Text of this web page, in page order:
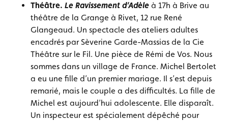
Théâtre. Le Ravissement d’Adèle à 17h à Brive au
théâtre de la Grange à Rivet, 12 rue René
Glangeaud. Un spectacle des ateliers adultes
encadrés par Sèverine Garde-Massias de la Cie
Théâtre sur le Fil. Une pièce de Rémi de Vos. Nous
sommes dans un village de France. Michel Bertolet
a eu une fille d’un premier mariage. Il s’est depuis
remarié, mais le couple a des difficultés. La fille de
Michel est aujourd’hui adolescente. Elle disparaît.
Un inspecteur est spécialement dépêché pour